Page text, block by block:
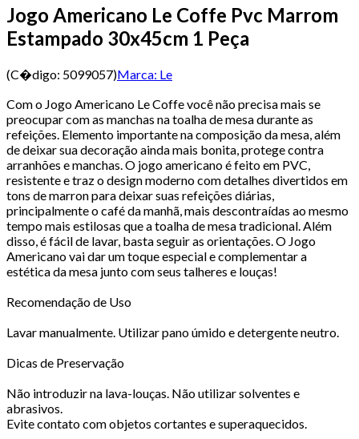
Jogo Americano Le Coffe Pvc Marrom
Estampado 30x45cm 1 Peça
(C�digo: 5099057)Marca: Le
Com o Jogo Americano Le Coffe você não precisa mais se
preocupar com as manchas na toalha de mesa durante as
refeições. Elemento importante na composição da mesa, além
de deixar sua decoração ainda mais bonita, protege contra
arranhões e manchas. O jogo americano é feito em PVC,
resistente e traz o design moderno com detalhes divertidos em
tons de marron para deixar suas refeições diárias,
principalmente o café da manhã, mais descontraídas ao mesmo
tempo mais estilosas que a toalha de mesa tradicional. Além
disso, é fácil de lavar, basta seguir as orientações. O Jogo
Americano vai dar um toque especial e complementar a
estética da mesa junto com seus talheres e louças!
Recomendação de Uso
Lavar manualmente. Utilizar pano úmido e detergente neutro.
Dicas de Preservação
Não introduzir na lava-louças. Não utilizar solventes e
abrasivos.
Evite contato com objetos cortantes e superaquecidos.